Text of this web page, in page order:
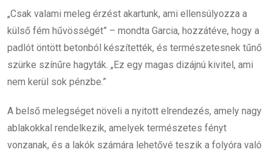
„Csak valami meleg érzést akartunk, ami ellensúlyozza a
külső fém hűvösségét” – mondta Garcia, hozzátéve, hogy a
padlót öntött betonból készítették, és természetesnek tűnő
szürke színűre hagyták. „Ez egy magas dizájnú kivitel, ami
nem kerül sok pénzbe.”
A belső melegséget növeli a nyitott elrendezés, amely nagy
ablakokkal rendelkezik, amelyek természetes fényt
vonzanak, és a lakók számára lehetővé teszik a folyóra való